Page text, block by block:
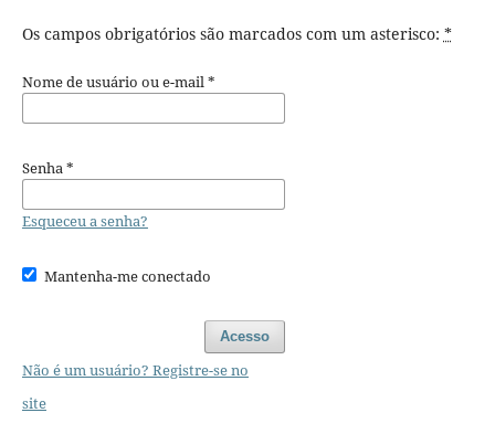
Os campos obrigatórios são marcados com um asterisco: *
Nome de usuário ou e-mail *
Senha *
Esqueceu a senha?
Mantenha-me conectado
Acesso
Não é um usuário? Registre-se no
site